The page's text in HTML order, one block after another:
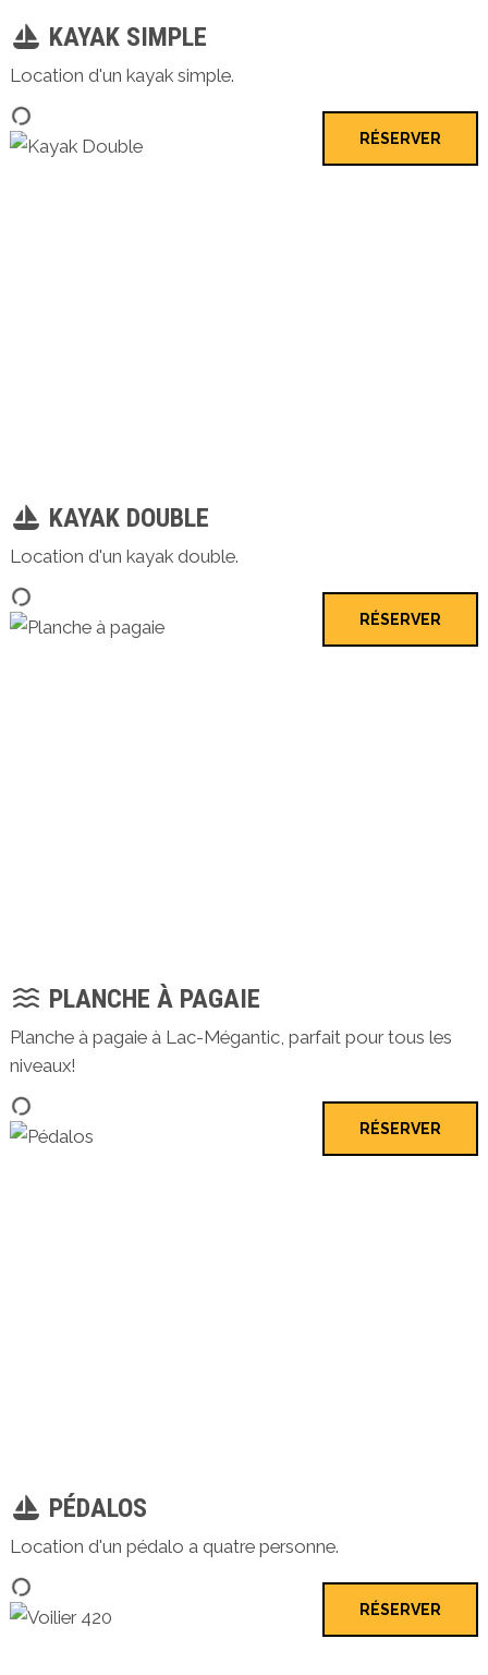
KAYAK SIMPLE
Location d'un kayak simple.
RÉSERVER
KAYAK DOUBLE
Location d'un kayak double.
RÉSERVER
PLANCHE À PAGAIE
Planche à pagaie à Lac-Mégantic, parfait pour tous les
niveaux!
RÉSERVER
PÉDALOS
Location d'un pédalo a quatre personne.
RÉSERVER